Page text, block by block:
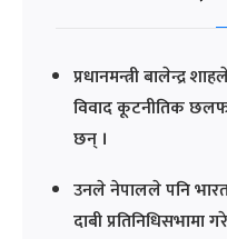
प्रधानमन्त्री बालेन्द्र
विवाद कूटनीतिक
छन् ।
उनले नेपालले पनि
दाबी प्रतिनिधिसभामा